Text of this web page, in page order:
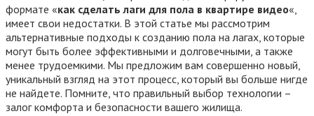
формате «как сделать лаги для пола в квартире видео«,
имеет свои недостатки. В этой статье мы рассмотрим
альтернативные подходы к созданию пола на лагах, которые
могут быть более эффективными и долговечными, а также
менее трудоемкими. Мы предложим вам совершенно новый,
уникальный взгляд на этот процесс, который вы больше нигде
не найдете. Помните, что правильный выбор технологии –
залог комфорта и безопасности вашего жилища.